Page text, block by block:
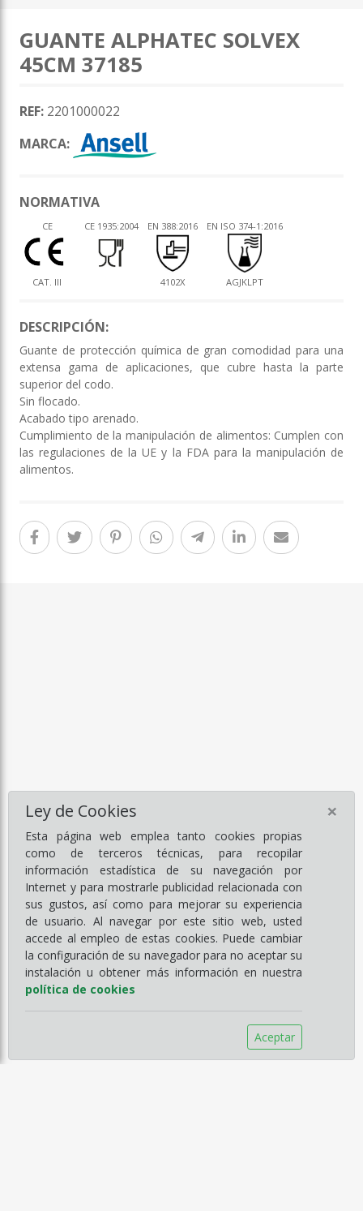
Ley de Cookies
Esta página web emplea tanto cookies propias
como de terceros técnicas, para recopilar
información estadística de su navegación por
Internet y para mostrarle publicidad relacionada con
sus gustos, así como para mejorar su experiencia
de usuario. Al navegar por este sitio web, usted
accede al empleo de estas cookies. Puede cambiar
la configuración de su navegador para no aceptar su
instalación u obtener más información en nuestra
política de cookies
Aceptar
×
GUANTE ALPHATEC SOLVEX
45CM 37185
REF: 2201000022
MARCA:
NORMATIVA
CE
CAT. III
CE 1935:2004 EN 388:2016
4102X
EN ISO 374-1:2016
AGJKLPT
DESCRIPCIÓN:
Guante de protección química de gran comodidad para una
extensa gama de aplicaciones, que cubre hasta la parte
superior del codo.
Sin flocado.
Acabado tipo arenado.
Cumplimiento de la manipulación de alimentos: Cumplen con
las regulaciones de la UE y la FDA para la manipulación de
alimentos.